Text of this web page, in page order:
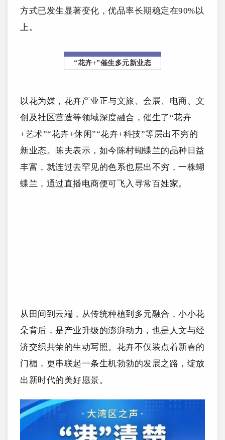
方式已发生显著变化，优品率长期稳定在90%以
上。
“花卉+”催生多元新业态
以花为媒，花卉产业正与文旅、会展、电商、文
创及社区营造等领域深度融合，催生了“花卉
+艺术”“花卉+休闲”“花卉+科技”等层出不穷的
新业态。陈夫表示，如今陈村蝴蝶兰的品种日益
丰富，就连过去罕见的色系也层出不穷， 一株蝴
蝶兰，通过直播电商便可飞入寻常百姓家。
从田间到云端，从传统种植到多元融合，小小花
朵背后，是产业升级的澎湃动力，也是人文与经
济交织共荣的生动写照。花卉不仅装点着新春的
门楣，更串联起一条生机勃勃的发展之路，绽放
出新时代的美好愿景。